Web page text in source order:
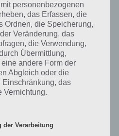
Springfield Stadtporträt –
Stadt als Bild – So gehts,
24. Januar 2019
Springfield: Gratis-Land-
verdienen
12. Januar 2019
Springfield Preise und
10. Dezember 2018
personenbezogenen
das Erfassen, die
Ordnen, die Speicherung,
Veränderung, das
die Verwendung,
Übermittlung,
andere Form der
Abgleich oder die
Einschränkung, das
Vernichtung.
Verarbeitung